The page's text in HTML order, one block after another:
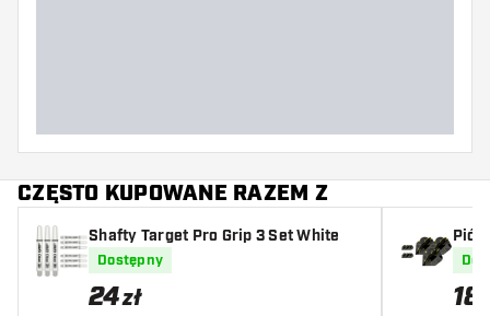
CZĘSTO KUPOWANE RAZEM Z
Shafty Target Pro Grip 3 Set White
Dostępny
24zł
tra
18